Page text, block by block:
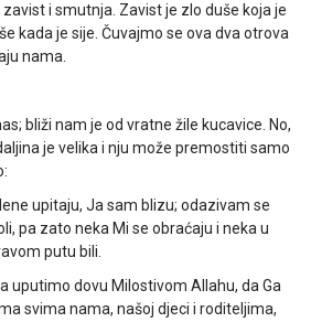
i smutnja. Zavist je zlo duše koja je
kada je sije. Čuvajmo se ova dva otrova
nama.
bliži nam je od vratne žile kucavice. No,
je velika i nju može premostiti samo
upitaju, Ja sam blizu; odazivam se
pa zato neka Mi se obraćaju i neka u
putu bili.
uputimo dovu Milostivom Allahu, da Ga
svima nama, našoj djeci i roditeljima,